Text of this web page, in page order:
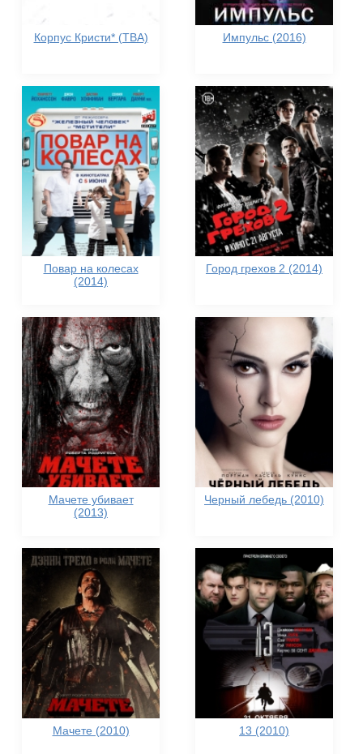
Корпус Кристи* (TBA) Импульс (2016)
Повар на колесах
(2014)
Город грехов 2 (2014)
Мачете убивает
(2013)
Черный лебедь (2010)
Мачете (2010) 13 (2010)